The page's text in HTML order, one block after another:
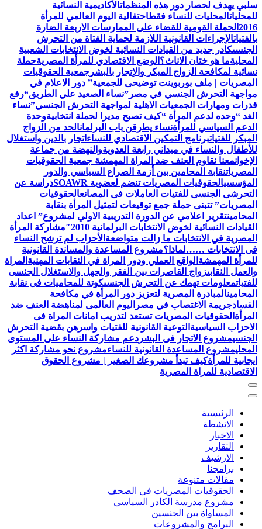
سلبي يهدف لحصار دور هذه المنظماتالأكاديمية النسائية
للمحلياتالمحليات للنساء فقطاحتفالية اليوم العالمي للمرأة
2016 الحملة القومية للقضاء على الممارسات الاربعة الضارة
بالفتياتالإجراءات القانونية اللازمة لحماية الفتاة من التحرش
الجنسىكادر جديد من القيادات النسائية لخوض الانتخابات الشعبية
المحليةما هو ختان الاناث؟ الوضع الاقتصادي للمرأة المصريةحملة
نسائية لمكافحة الزواج المبكر والإتجار بالبشر جمعية الحقوقيات
المصريات | ملف بوربوينت توضيحى للجمعية” دور الاعلام في
مواجهة التحرش الجنسي في مصر”نساء الصعيد علي الطريق“رفع
قدرات ومهارات الجمعيات الاهلية لمواجهة التحرش الجنسي”نساء
الغد “وحده لدعم المرأة “كيف تصبح مديرا لحملة انتخابيةوحدة
الدعم السياسي للمرأةنساء يطرقن باب البرلمانالحد من الزواج
المبكر للفتياتبرنامج التمكين الاقتصادي للنساء اتجار بالدين واستغلال
للأطفال والنساء في ميداني رابعة العدويةوالنهضة من جماعة
الإخوانمعنا نقاوم العنف ضد المراة المهمشة جمعية الحقوقيات
المصرياتنقابة المحامين بين أزمة الصراع السياسي والدور
المؤسسيالحقوقيات المصريات تنضم لعضوية SOAWR
دراسة عن
التحرشى الجنسى للفتيات العاملات فى المصانعالحقوقيات
المصريات” تتبنى حملة جمع توقيعات لتمثيل المرأة بنقابة
المحامينتقرير اعلامي عن الدورة التدريبية الاولي لمشروع” اعداد
القيادات النسائية لخوض الانتخابات البرلمانية 2010″
مشاركة المرأة
المصرية في الانتخابات ما زالت متواضعة الأحزاب لم ترشح النساء
فى الانتخابات ……لماذا؟مشروع المساعدة والمساندة القانونية
للمرأة المهمشة الواقع العملي ودور المراة في النقابات المهنية المراة
والعمل النقابىزواج القاصرات بين الفقر والجهل والاستغلال الجنسى
للفتياتمعلومات تهمك عن التحرش الجنسىكوتة للمحاميات فى نقابة
المحامينالمبادرة المصرية لتعزيز دور المرأة في مكافحة
الفسادجريمة الاغتصاب في مصر اليوم العالمى لمناهضة العنف ضد
المرأة الحقوقيات المصريات تستعد لتدريب امانات المراة فى
الاحزاب السياسية التوعية القانونية للفتيات واسرهن بقضية التحرش
الجنسيمشروع الاتجار فى البشر دعم مشاركة النساء على المستوى
المحليمشروع المساعدة القانونية للنساءمشروع نحو مشاركة اكثر
ايجابية للمرأةكيف تبدأ مشروعك الصغير | مشروع الحقوق
الاقتصادية للمراة المصرية
الرئيسية
الانشطة
الاخبار
التقارير
الارشيف
برامجنا
مقالات متنوعة
الحقوقيات المصريات فى الصحف
مشروع مدرسة الكادر السياسى
المساواة بين الجنسين
البرامج والمشروعات